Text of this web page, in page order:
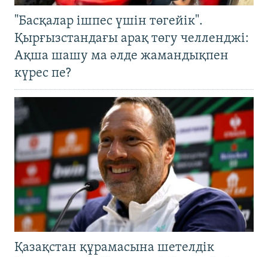
"Басқалар ішпес үшін төгейік".
Қырғызстандағы арақ төгу челленджі:
Ақша шашу ма әлде жамандықпен
күрес пе?
Қазақстан құрамасына шетелдік